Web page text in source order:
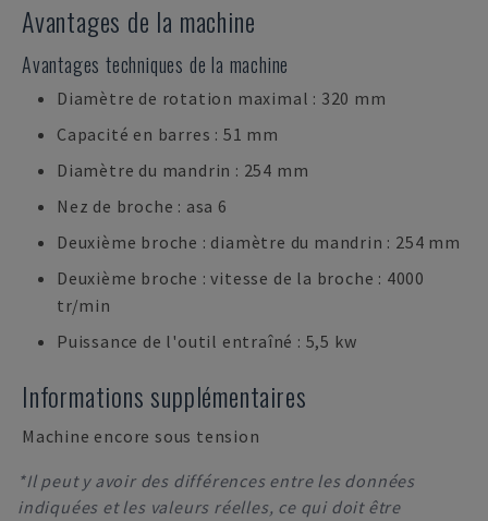
Avantages de la machine
Avantages techniques de la machine
Diamètre de rotation maximal : 320 mm
Capacité en barres : 51 mm
Diamètre du mandrin : 254 mm
Nez de broche : asa 6
Deuxième broche : diamètre du mandrin : 254 mm
Deuxième broche : vitesse de la broche : 4000
tr/min
Puissance de l'outil entraîné : 5,5 kw
Informations supplémentaires
Machine encore sous tension
*Il peut y avoir des différences entre les données
indiquées et les valeurs réelles, ce qui doit être